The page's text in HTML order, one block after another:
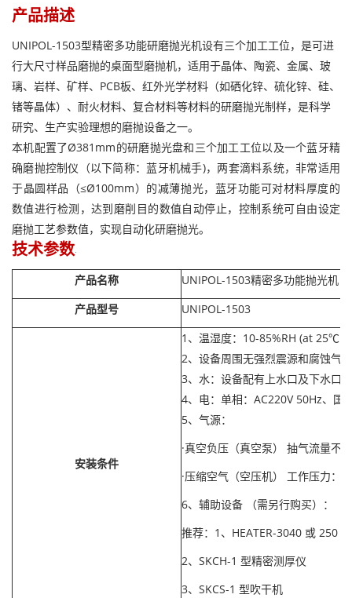
产品描述
UNIPOL-1503型精密多功能研磨抛光机设有三个加工工位，是可进
行大尺寸样品磨抛的桌面型磨抛机，适用于晶体、陶瓷、金属、玻
璃、岩样、矿样、PCB板、红外光学材料（如硒化锌、硫化锌、硅、
锗等晶体）、耐火材料、复合材料等材料的研磨抛光制样，是科学
研究、生产实验理想的磨抛设备之一。
本机配置了Ø381mm的研磨抛光盘和三个加工工位以及一个蓝牙精
确磨抛控制仪（以下简称：蓝牙机械手)，两套滴料系统，非常适用
于晶圆样品（≤Ø100mm）的减薄抛光，蓝牙功能可对材料厚度的
数值进行检测，达到磨削目的数值自动停止，控制系统可自由设定
磨抛工艺参数值，实现自动化研磨抛光。
技术参数
产品名称
UNIPOL-1503精密多功能抛光机
产品型号
UNIPOL-1503
安装条件
1、温湿度：10-85%RH (at 25℃
2、设备周围无强烈震源和腐蚀气体
3、水：设备配有上水口及下水口,
4、电：单相：AC220V 50Hz、国
5、气源：
·真空负压（真空泵） 抽气流量不
·压缩空气（空压机） 工作压力：
6、辅助设备 （需另行购买）：
推荐：1、HEATER-3040 或 250
2、SKCH-1 型精密测厚仪
3、SKCS-1 型吹干机